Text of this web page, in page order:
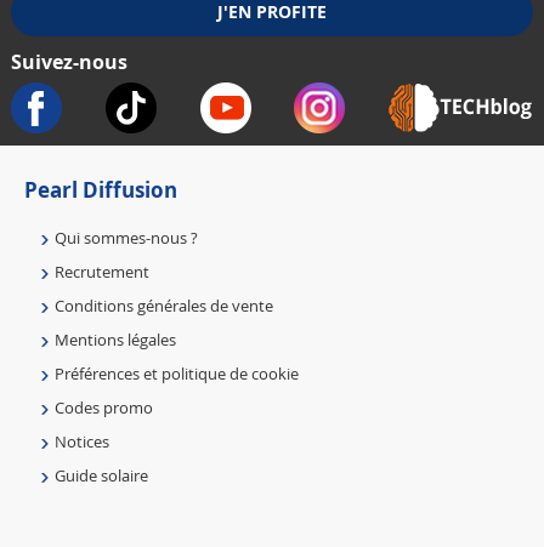
Suivez-nous
Pearl Diffusion
Qui sommes-nous ?
Recrutement
Conditions générales de vente
Mentions légales
Préférences et politique de cookie
Codes promo
Notices
Guide solaire